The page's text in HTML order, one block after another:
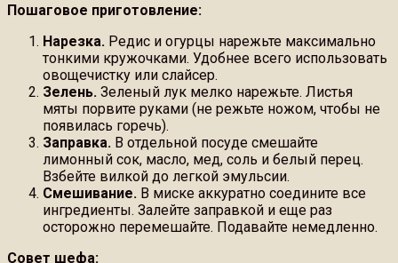
Пошаговое приготовление:
Нарезка. Редис и огурцы нарежьте максимально
тонкими кружочками. Удобнее всего использовать
овощечистку или слайсер.
Зелень. Зеленый лук мелко нарежьте. Листья
мяты порвите руками (не режьте ножом, чтобы не
появилась горечь).
Заправка. В отдельной посуде смешайте
лимонный сок, масло, мед, соль и белый перец.
Взбейте вилкой до легкой эмульсии.
Смешивание. В миске аккуратно соедините все
ингредиенты. Залейте заправкой и еще раз
осторожно перемешайте. Подавайте немедленно.
Совет шефа: